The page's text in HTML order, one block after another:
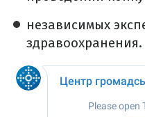
независимых
здравоохранения.